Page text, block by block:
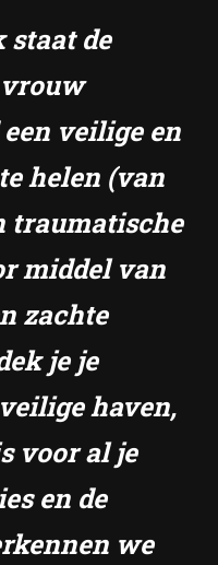
de
veilige en
helen (van
traumatische
middel van
zachte
je je
haven,
voor al je
en de
we